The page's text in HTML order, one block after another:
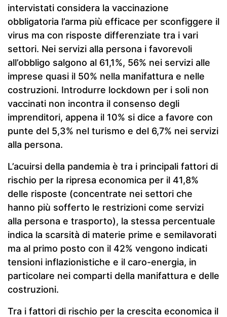
intervistati considera la vaccinazione
obbligatoria l’arma più efficace per sconfiggere il
virus ma con risposte differenziate tra i vari
settori. Nei servizi alla persona i favorevoli
all’obbligo salgono al 61,1%, 56% nei servizi alle
imprese quasi il 50% nella manifattura e nelle
costruzioni. Introdurre lockdown per i soli non
vaccinati non incontra il consenso degli
imprenditori, appena il 10% si dice a favore con
punte del 5,3% nel turismo e del 6,7% nei servizi
alla persona.
L’acuirsi della pandemia è tra i principali fattori di
rischio per la ripresa economica per il 41,8%
delle risposte (concentrate nei settori che
hanno più sofferto le restrizioni come servizi
alla persona e trasporto), la stessa percentuale
indica la scarsità di materie prime e semilavorati
ma al primo posto con il 42% vengono indicati
tensioni inflazionistiche e il caro-energia, in
particolare nei comparti della manifattura e delle
costruzioni.
Tra i fattori di rischio per la crescita economica il